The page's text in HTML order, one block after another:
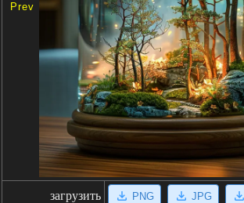
Prev
загрузить PNG JPG